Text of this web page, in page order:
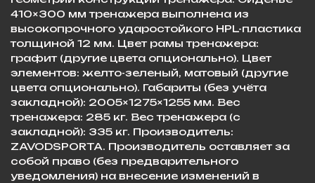
410×300 мм тренажера выполнена из
высокопрочного ударостойкого HPL-пластика
толщиной 12 мм. Цвет рамы тренажера:
графит (другие цвета опционально). Цвет
элементов: желто-зеленый, матовый (другие
цвета опционально). Габариты (без учёта
закладной): 2005×1275×1255 мм. Вес
тренажера: 285 кг. Вес тренажера (с
закладной): 335 кг. Производитель:
ZAVODSPORTA. Производитель оставляет за
собой право (без предварительного
уведомления) на внесение изменений в